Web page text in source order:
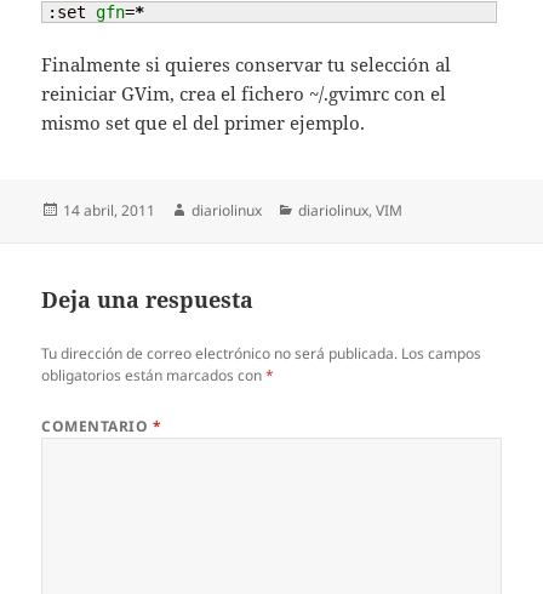
:set gfn=*
Finalmente si quieres conservar tu selección al
reiniciar GVim, crea el fichero ~/.gvimrc con el
mismo set que el del primer ejemplo.
Publicado
14 abril, 2011 Autor
diariolinux Categorías
diariolinux,VIM
Deja una respuesta
Tu dirección de correo electrónico no será publicada. Los campos
obligatorios están marcados con*
COMENTARIO *